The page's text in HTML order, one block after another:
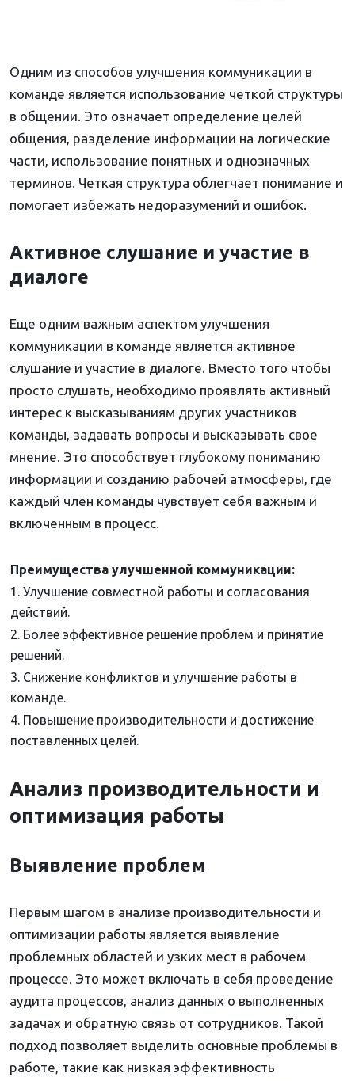
Одним из способов улучшения коммуникации в
команде является использование четкой структуры
в общении. Это означает определение целей
общения, разделение информации на логические
части, использование понятных и однозначных
терминов. Четкая структура облегчает понимание и
помогает избежать недоразумений и ошибок.
Активное слушание и участие в
диалоге
Еще одним важным аспектом улучшения
коммуникации в команде является активное
слушание и участие в диалоге. Вместо того чтобы
просто слушать, необходимо проявлять активный
интерес к высказываниям других участников
команды, задавать вопросы и высказывать свое
мнение. Это способствует глубокому пониманию
информации и созданию рабочей атмосферы, где
каждый член команды чувствует себя важным и
включенным в процесс.
Преимущества улучшенной коммуникации:
1. Улучшение совместной работы и согласования
действий.
2. Более эффективное решение проблем и принятие
решений.
3. Снижение конфликтов и улучшение работы в
команде.
4. Повышение производительности и достижение
поставленных целей.
Анализ производительности и
оптимизация работы
Выявление проблем
Первым шагом в анализе производительности и
оптимизации работы является выявление
проблемных областей и узких мест в рабочем
процессе. Это может включать в себя проведение
аудита процессов, анализ данных о выполненных
задачах и обратную связь от сотрудников. Такой
подход позволяет выделить основные проблемы в
работе, такие как низкая эффективность